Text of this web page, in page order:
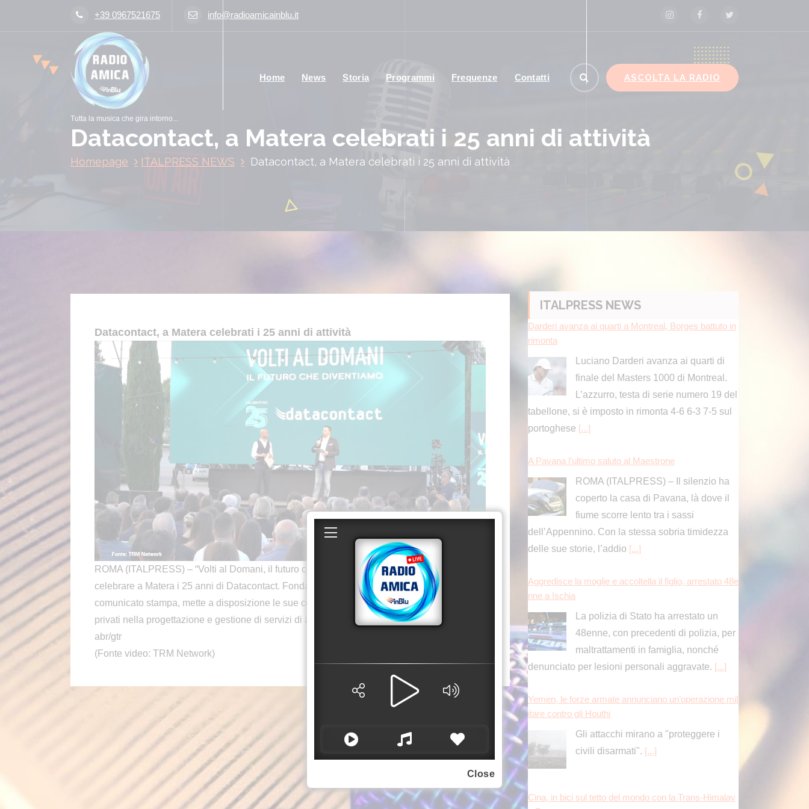
+39 0967521675 info@radioamicainblu.it
Tutta la musica che gira intorno...
Home News Storia Programmi Frequenze Contatti ASCOLTA LA RADIO
Datacontact, a Matera celebrati i 25 anni di attività
Homepage ITALPRESS NEWS Datacontact, a Matera celebrati i 25 anni di attività
Datacontact, a Matera celebrati i 25 anni di attività
ROMA (ITALPRESS) – “Volti al Domani, il futuro che diventiamo” è il tema scelto per
celebrare a Matera i 25 anni di Datacontact. Fondata nel 2001 Datacontact, si legge in un
comunicato stampa, mette a disposizione le sue competenze per committenti pubblici e
privati nella progettazione e gestione di servizi di assistenza, informazione e customer care.
abr/gtr
(Fonte video: TRM Network)
ITALPRESS NEWS
Darderi avanza ai quarti a Montreal, Borges battuto in
rimonta
Luciano Darderi avanza ai quarti di
finale del Masters 1000 di Montreal.
L’azzurro, testa di serie numero 19 del
tabellone, si è imposto in rimonta 4-6 6-3 7-5 sul
portoghese [...]
A Pavana l’ultimo saluto al Maestrone
ROMA (ITALPRESS) – Il silenzio ha
coperto la casa di Pavana, là dove il
fiume scorre lento tra i sassi
dell’Appennino. Con la stessa sobria timidezza
delle sue storie, l’addio [...]
Aggredisce la moglie e accoltella il figlio, arrestato 48e
nne a Ischia
La polizia di Stato ha arrestato un
48enne, con precedenti di polizia, per
maltrattamenti in famiglia, nonché
denunciato per lesioni personali aggravate. [...]
Yemen, le forze armate annunciano un’operazione mil
itare contro gli Houthi
Gli attacchi mirano a "proteggere i
civili disarmati". [...]
Cina, in bici sul tetto del mondo con la Trans-Himalay
Close